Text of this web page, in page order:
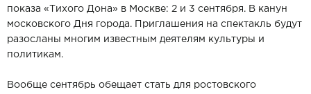
показа «Тихого Дона» в Москве: 2 и 3 сентября. В канун
московского Дня города. Приглашения на спектакль будут
разосланы многим известным деятелям культуры и
политикам.
Вообще сентябрь обещает стать для ростовского